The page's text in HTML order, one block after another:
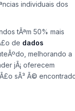
sÃ£o apenas o
individuais dos
tÃªm 50% mais
dedados
melhorando a
jÃ¡ oferecem
sÃ³ Ã© encontrado,